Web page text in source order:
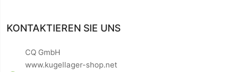
KONTAKTIEREN SIE UNS
CQ GmbH
www.kugellager-shop.net